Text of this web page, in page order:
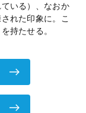
いる）、なおか
れた印象に。こ
持たせる。